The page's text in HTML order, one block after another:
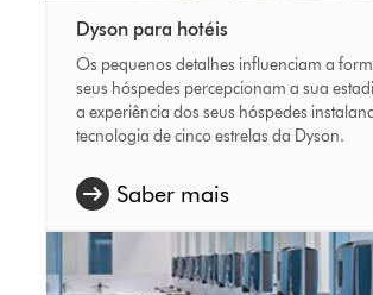
Dyson para hotéis
Os pequenos detalhes influenciam a
seus hóspedes percepcionam a sua
a experiência dos seus hóspedes
tecnologia de cinco estrelas da Dyson.
Saber mais